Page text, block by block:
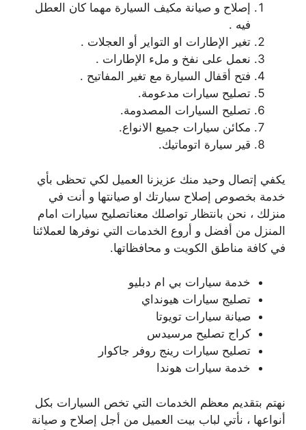
إصلاح و صيانة مكيف السيارة مهما كان العطل
فيه .
تغير الإطارات او التواير أو العجلات .
نعمل على نفخ و ملء الإطارات .
فتح أقفال السيارة مع تغير المفاتيح .
تصليح سيارات مدعومة.
تصليح السيارات المصدومة.
مكائن سيارات جميع الانواع.
قير سيارة اتوماتيك.
يكفي إتصال وحيد منك عزيزنا العميل لكي تحظى بأي
خدمة بخصوص إصلاح سيارتك او صيانتها و أنت في
منزلك ، نحن بانتظار تواصلك معناتصليح سيارات امام
المنزل من أفضل و أروع الخدمات التي نوفرها لعملائنا
في كافة مناطق الكويت و محافظاتها.
خدمة سيارات بي ام دبليو
تصليج سيارات هيونداي
صيانة سيارات تويوتا
كراج تصليح مرسيدس
تصليح سيارات رينج روفر جاكوار
خدمة سيارات هوندا
نهتم بتقديم معظم الخدمات التي تخص السيارات بكل
أنواعها ، نأتي لباب بيت العميل من أجل إصلاح و صيانة